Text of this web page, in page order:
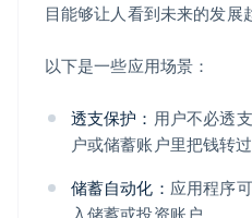
目能够让人看到未来的发展
以下是一些应用场景：
透支保护： 用户不必透
户或储蓄账户里把钱转
储蓄自动化： 应用程序
入储蓄或投资账户。